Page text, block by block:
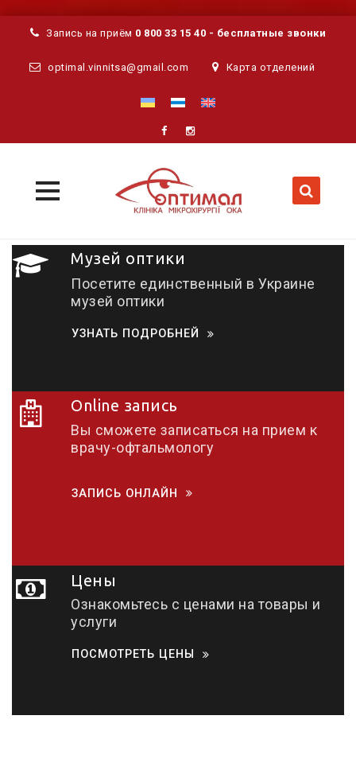
Запись на приём 0 800 33 15 40 - бесплатные звонки
optimal.vinnitsa@gmail.com Карта отделений
Skip
to
content
Музей оптики
Посетите единственный в Украине
музей оптики
УЗНАТЬ ПОДРОБНЕЙ
Online запись
Вы сможете записаться на прием к
врачу-офтальмологу
ЗАПИСЬ ОНЛАЙН
Цены
Ознакомьтесь с ценами на товары и
услуги
ПОСМОТРЕТЬ ЦЕНЫ